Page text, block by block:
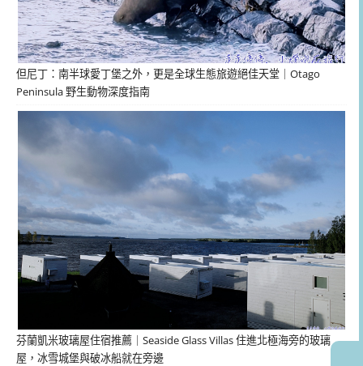
但尼丁：南半球愛丁堡之外，更是全球生態旅遊絕佳天堂｜Otago
Peninsula 野生動物深度指南
芬蘭凱米玻璃屋住宿推薦｜Seaside Glass Villas 住進北極海旁的玻璃
屋，冰雪城堡與破冰船就在旁邊